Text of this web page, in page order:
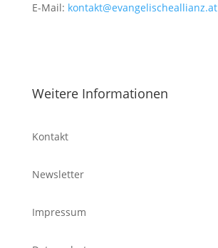
E-Mail: kontakt@evangelischeallianz.at
Weitere Informationen
Kontakt
Newsletter
Impressum